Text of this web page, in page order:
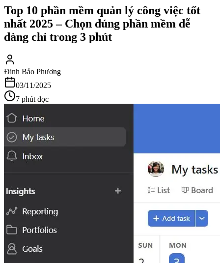
Top 10 phần mềm quản lý công việc tốt
nhất 2025 – Chọn đúng phần mềm dễ
dàng chỉ trong 3 phút
Đinh Bảo Phương
03/11/2025
7 phút đọc